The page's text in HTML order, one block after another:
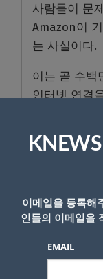
사람들이 문
Amazon이
는 사실이다.
이는 곧 수백
인터넷 연결
경우 방법은
iPhone 또
Amazon
나중에 언제
이메일을 등록해
인들의 이메일을
EMAIL